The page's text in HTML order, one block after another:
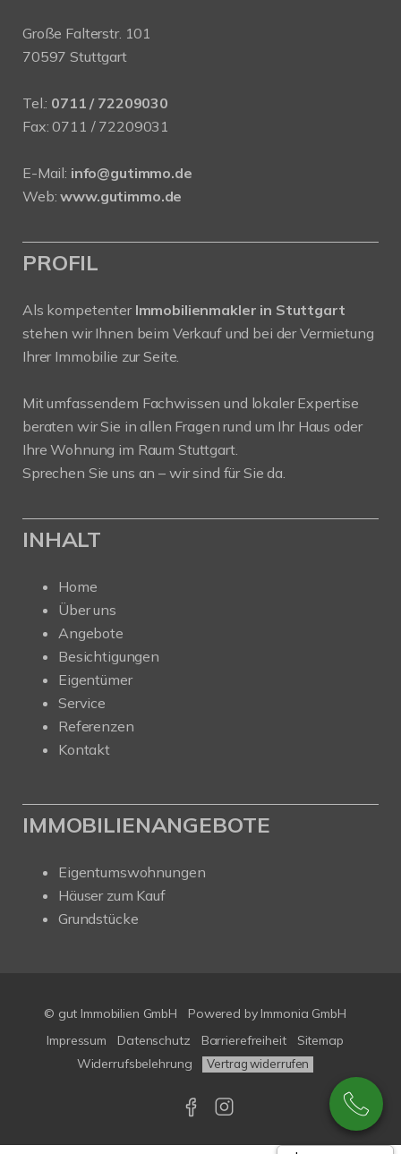
Große Falterstr. 101
70597 Stuttgart
Tel.: 0711 / 72209030
Fax: 0711 / 72209031
E-Mail: info@gutimmo.de
Web:www.gutimmo.de
PROFIL
Als kompetenter Immobilienmakler in Stuttgart
stehen wir Ihnen beim Verkauf und bei der Vermietung
Ihrer Immobilie zur Seite.
Mit umfassendem Fachwissen und lokaler Expertise
beraten wir Sie in allen Fragen rund um Ihr Haus oder
Ihre Wohnung im Raum Stuttgart.
Sprechen Sie uns an – wir sind für Sie da.
INHALT
Home
Über uns
Angebote
Besichtigungen
Eigentümer
Service
Referenzen
Kontakt
IMMOBILIENANGEBOTE
Eigentumswohnungen
Häuser zum Kauf
Grundstücke
© gut Immobilien GmbH Powered by Immonia GmbH
Impressum
Datenschutz Barrierefreiheit
Sitemap
Widerrufsbelehrung
Vertrag widerrufen